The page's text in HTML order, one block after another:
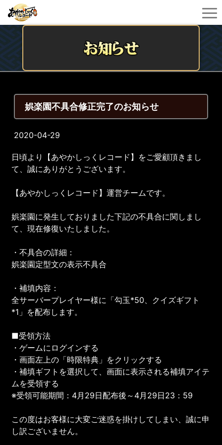
娯楽園不具合修正完了のお知らせ
2020-04-29
日頃より【あやかしっくレコード】をご愛顧頂きまし
て、誠にありがとうございます。
【あやかしっくレコード】運営チームです。
娯楽園に発生しておりました下記の不具合に関しまし
て、現在修復いたしました。
・不具合の詳細：
娯楽園定型文の表示不具合
・補填内容：
全サーバープレイヤー様に「勾玉*50、クイズギフト
*1」を配布します。
■受領方法
・ゲームにログインする
・画面左上の「時限特典」をクリックする
・補填ギフトを選択して、画面に表示される補填アイテ
ムを受領する
※受領可能期間：4月29日配布後～4月29日23：59
この度はお客様に大変ご迷惑を掛けしてしまい、誠に申
し訳ございません。